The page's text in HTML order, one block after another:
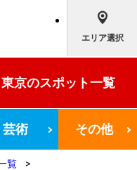
エリア選択
東京のスポット一覧
芸術 その他
覧